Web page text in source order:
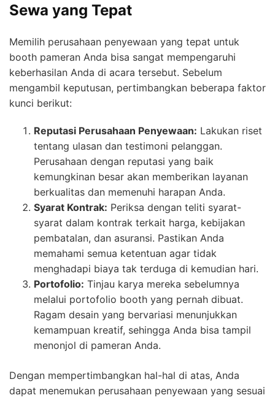
Sewa yang Tepat
Memilih perusahaan penyewaan yang tepat untuk
booth pameran Anda bisa sangat mempengaruhi
keberhasilan Anda di acara tersebut. Sebelum
mengambil keputusan, pertimbangkan beberapa faktor
kunci berikut:
Reputasi Perusahaan Penyewaan: Lakukan riset
tentang ulasan dan testimoni pelanggan.
Perusahaan dengan reputasi yang baik
kemungkinan besar akan memberikan layanan
berkualitas dan memenuhi harapan Anda.
Syarat Kontrak: Periksa dengan teliti syarat-
syarat dalam kontrak terkait harga, kebijakan
pembatalan, dan asuransi. Pastikan Anda
memahami semua ketentuan agar tidak
menghadapi biaya tak terduga di kemudian hari.
Portofolio: Tinjau karya mereka sebelumnya
melalui portofolio booth yang pernah dibuat.
Ragam desain yang bervariasi menunjukkan
kemampuan kreatif, sehingga Anda bisa tampil
menonjol di pameran Anda.
Dengan mempertimbangkan hal-hal di atas, Anda
dapat menemukan perusahaan penyewaan yang sesuai